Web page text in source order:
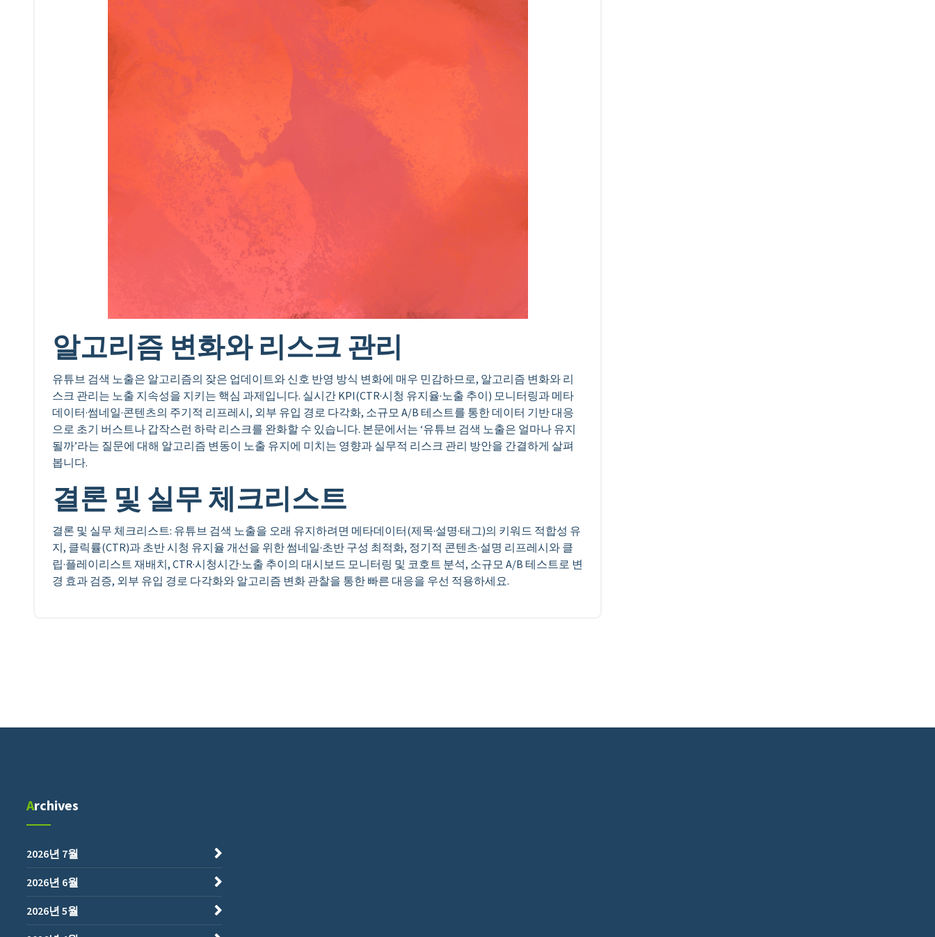
알고리즘 변화와 리스크 관리
유튜브 검색 노출은 알고리즘의 잦은 업데이트와 신호 반영 방식 변화에 매우 민감하므로, 알고리즘 변화와 리
스크 관리는 노출 지속성을 지키는 핵심 과제입니다. 실시간 KPI(CTR·시청 유지율·노출 추이) 모니터링과 메타
데이터·썸네일·콘텐츠의 주기적 리프레시, 외부 유입 경로 다각화, 소규모 A/B 테스트를 통한 데이터 기반 대응
으로 초기 버스트나 갑작스런 하락 리스크를 완화할 수 있습니다. 본문에서는 ‘유튜브 검색 노출은 얼마나 유지
될까’라는 질문에 대해 알고리즘 변동이 노출 유지에 미치는 영향과 실무적 리스크 관리 방안을 간결하게 살펴
봅니다.
결론 및 실무 체크리스트
결론 및 실무 체크리스트: 유튜브 검색 노출을 오래 유지하려면 메타데이터(제목·설명·태그)의 키워드 적합성 유
지, 클릭률(CTR)과 초반 시청 유지율 개선을 위한 썸네일·초반 구성 최적화, 정기적 콘텐츠·설명 리프레시와 클
립·플레이리스트 재배치, CTR·시청시간·노출 추이의 대시보드 모니터링 및 코호트 분석, 소규모 A/B 테스트로 변
경 효과 검증, 외부 유입 경로 다각화와 알고리즘 변화 관찰을 통한 빠른 대응을 우선 적용하세요.
Archives
2026년 7월
2026년 6월
2026년 5월